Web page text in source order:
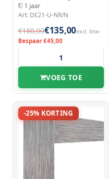
1 jaar
Art: DE21-U-NR/N
€180,00€135,00excl. btw
Bespaar €45,00
VOEG TOE
-25% KORTING